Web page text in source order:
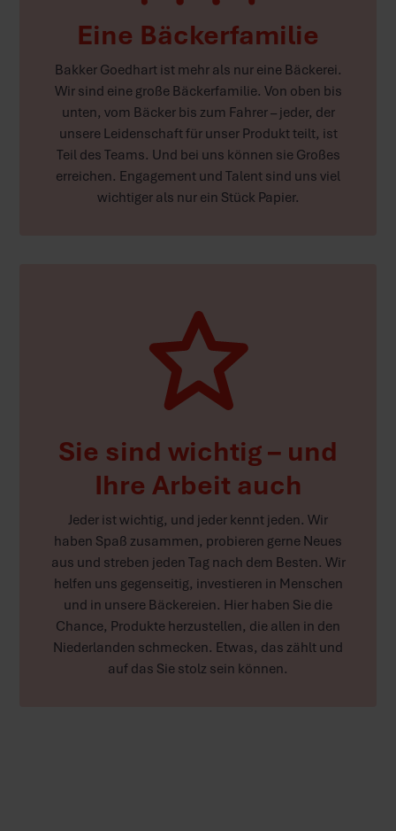
Eine Bäckerfamilie
Bakker Goedhart ist mehr als nur eine Bäckerei.
Wir sind eine große Bäckerfamilie. Von oben bis
unten, vom Bäcker bis zum Fahrer – jeder, der
unsere Leidenschaft für unser Produkt teilt, ist
Teil des Teams. Und bei uns können sie Großes
erreichen. Engagement und Talent sind uns viel
wichtiger als nur ein Stück Papier.
Sie sind wichtig – und
Ihre Arbeit auch
Jeder ist wichtig, und jeder kennt jeden. Wir
haben Spaß zusammen, probieren gerne Neues
aus und streben jeden Tag nach dem Besten. Wir
helfen uns gegenseitig, investieren in Menschen
und in unsere Bäckereien. Hier haben Sie die
Chance, Produkte herzustellen, die allen in den
Niederlanden schmecken. Etwas, das zählt und
auf das Sie stolz sein können.